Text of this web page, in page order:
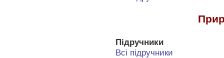
Підручники
Всі підручники